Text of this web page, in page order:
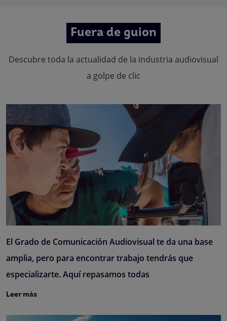
Fuera de guion
Descubre toda la actualidad de la industria audiovisual
a golpe de clic
El Grado de Comunicación Audiovisual te da una base
amplia, pero para encontrar trabajo tendrás que
especializarte. Aquí repasamos todas
Leer más